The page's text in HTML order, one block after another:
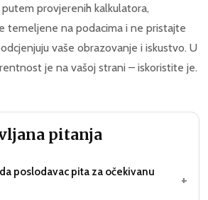
provjerenih kalkulatora,
temeljene na podacima i ne pristajte
vaše obrazovanje i iskustvo. U
je na vašoj strani – iskoristite je.
pitanja
poslodavac pita za očekivanu
+